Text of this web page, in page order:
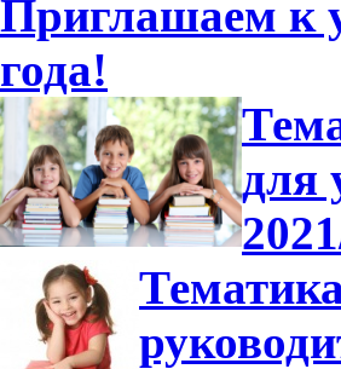
Приглашаем к
года!
для